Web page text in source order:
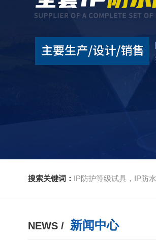
搜索关键词： IP防护等级试具，IP防
NEWS / 新闻中心